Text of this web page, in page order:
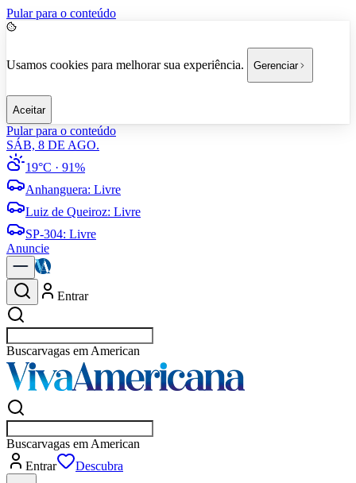
Pular para o conteúdo
Usamos cookies para melhorar sua experiência. Gerenciar
Aceitar
Pular para o conteúdo
SÁB, 8 DE AGO.
19°C · 91%
Anhanguera: Livre
Luiz de Queiroz: Livre
SP-304: Livre
Anuncie
Entrar
Buscarempr
Buscarempr
Entrar
Descubra